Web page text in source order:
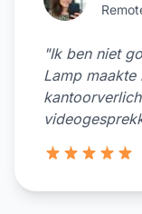
"Ik ben niet
Lamp
5 van de 5